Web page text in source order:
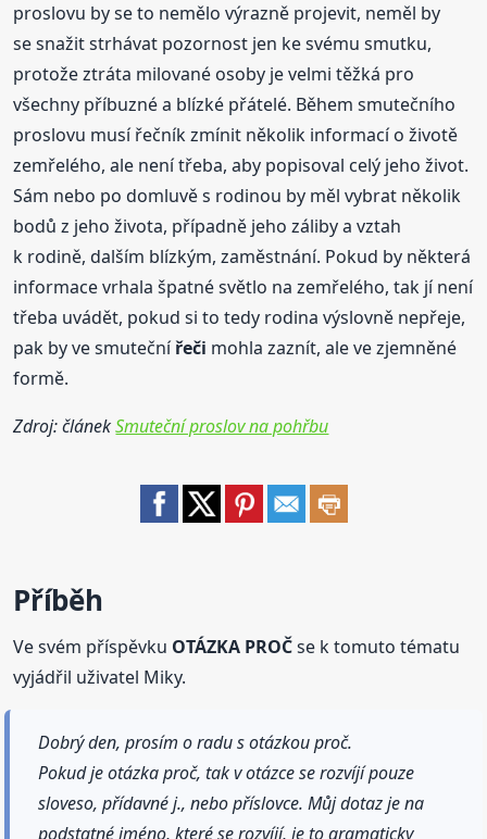
proslovu by se to nemělo výrazně projevit, neměl by
se snažit strhávat pozornost jen ke svému smutku,
protože ztráta milované osoby je velmi těžká pro
všechny příbuzné a blízké přátelé. Během smutečního
proslovu musí řečník zmínit několik informací o životě
zemřelého, ale není třeba, aby popisoval celý jeho život.
Sám nebo po domluvě s rodinou by měl vybrat několik
bodů z jeho života, případně jeho záliby a vztah
k rodině, dalším blízkým, zaměstnání. Pokud by některá
informace vrhala špatné světlo na zemřelého, tak jí není
třeba uvádět, pokud si to tedy rodina výslovně nepřeje,
pak by ve smutečnířeči mohla zaznít, ale ve zjemněné
formě.
Zdroj: článekSmuteční proslov na pohřbu
Příběh
Ve svém příspěvku OTÁZKA PROČse k tomuto tématu
vyjádřil uživatel Miky.
Dobrý den, prosím o radu s otázkou proč.
Pokud je otázka proč, tak v otázce se rozvíjí pouze
sloveso, přídavné j., nebo příslovce. Můj dotaz je na
podstatné jméno, které se rozvíjí, je to gramaticky